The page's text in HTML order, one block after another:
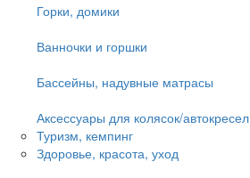
Горки, домики
Ванночки и горшки
Бассейны, надувные матрасы
Аксессуары для колясок/автокресел
Туризм, кемпинг
Здоровье, красота, уход